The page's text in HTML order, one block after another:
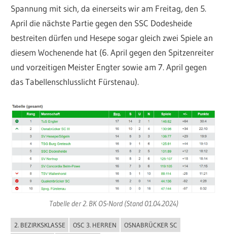
Spannung mit sich, da einerseits wir am Freitag, den 5.
April die nächste Partie gegen den SSC Dodesheide
bestreiten dürfen und Hesepe sogar gleich zwei Spiele an
diesem Wochenende hat (6. April gegen den Spitzenreiter
und vorzeitigen Meister Engter sowie am 7. April gegen
das Tabellenschlusslicht Fürstenau).
Tabelle der 2. BK OS-Nord (Stand 01.04.2024)
ALLGEMEIN
2. BEZIRKSKLASSE OSC 3. HERREN
OSNABRÜCKER SC